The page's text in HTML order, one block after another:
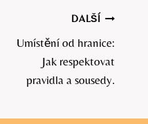
DALŠÍ
Umístění od hranice:
Jak respektovat
pravidla a sousedy.